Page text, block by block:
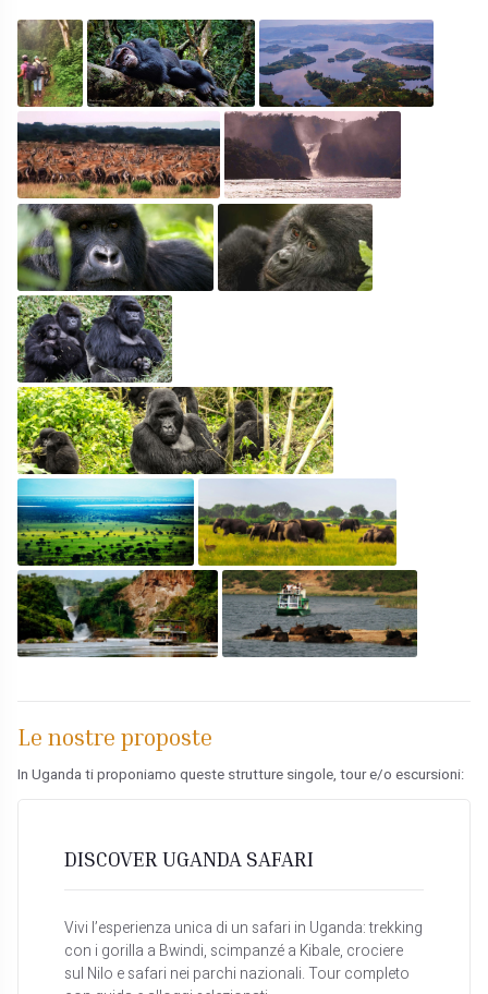
Le nostre proposte
In Uganda ti proponiamo queste strutture singole, tour e/o escursioni:
DISCOVER UGANDA SAFARI
Vivi l’esperienza unica di un safari in Uganda: trekking
con i gorilla a Bwindi, scimpanzé a Kibale, crociere
sul Nilo e safari nei parchi nazionali. Tour completo